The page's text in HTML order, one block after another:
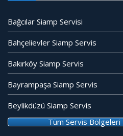
Bağcılar Siamp Servisi
Bahçelievler Siamp Servis
Bakırköy Siamp Servis
Bayrampaşa Siamp Servis
Beylikdüzü Siamp Servis
Tüm Servis Bölgeleri